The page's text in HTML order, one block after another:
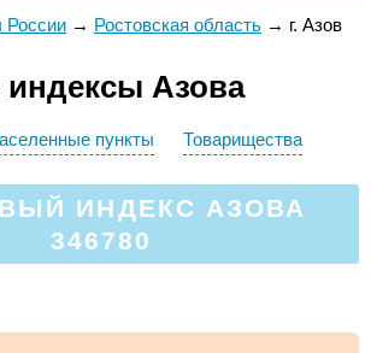
России → Ростовская область → г. Азов
Азова
пункты Товарищества
ИНДЕКС АЗОВА
346780